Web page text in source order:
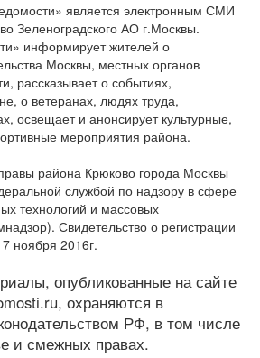
является электронным СМИ
Зеленоградского АО г.Москвы.
информирует жителей о
Москвы, местных органов
рассказывает о событиях,
о ветеранах, людях труда,
освещает и анонсирует культурные,
мероприятия района.
района Крюково города Москвы
службой по надзору в сфере
технологий и массовых
Свидетельство о регистрации
ноября 2016г.
опубликованные на сайте
охраняются в
РФ, в том числе
и смежных правах.